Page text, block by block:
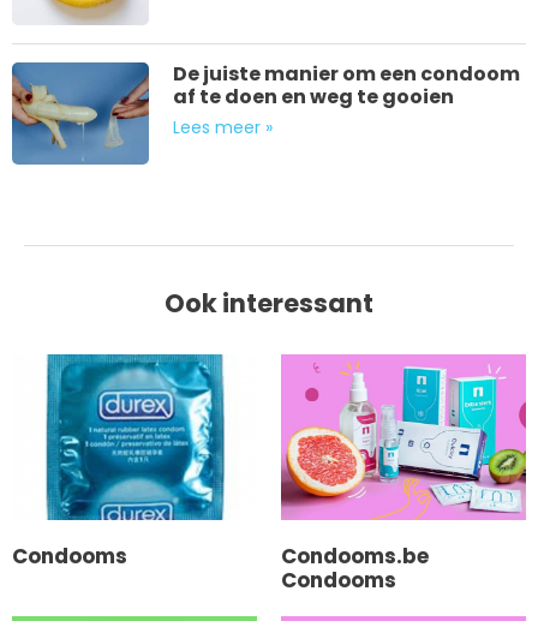
De juiste manier om een condoom
af te doen en weg te gooien
Lees meer »
Ook interessant
Condooms
Condooms.be
Condooms